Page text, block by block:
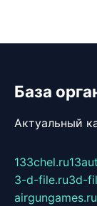
База
Актуальный
133chel.ru
3-d-file.ru3d-
airgungames.ru